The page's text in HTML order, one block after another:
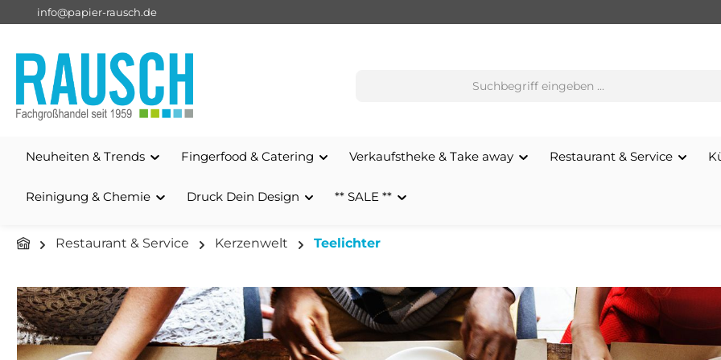
Zur Hauptnavigation springen
info@papier-rausch.de
Neuheiten & Trends Fingerfood & Catering Verkaufstheke & Take away Restaurant & Service
Reinigung & Chemie Druck Dein Design ** SALE **
Restaurant & Service Kerzenwelt Teelichter
Bildergalerie überspringen